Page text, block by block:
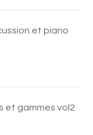
et piano
et gammes vol2